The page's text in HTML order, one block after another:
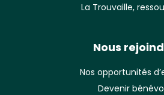
La Trouvaille,
Nous
Nos opportunités
Devenir